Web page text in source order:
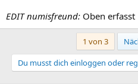
EDIT numisfreund: Oben erfasst
1 von 3
Du musst dich einloggen oder